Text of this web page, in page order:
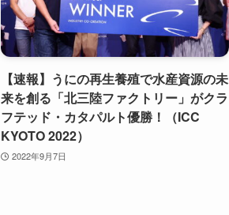
【速報】うにの再生養殖で水産資源の未
来を創る「北三陸ファクトリー」がクラ
フテッド・カタパルト優勝！（ICC
KYOTO 2022）
2022年9月7日